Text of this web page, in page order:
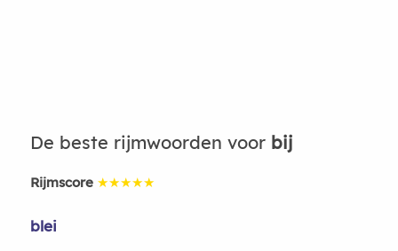
De beste rijmwoorden voor bij
Rijmscore ★★★★★
blei